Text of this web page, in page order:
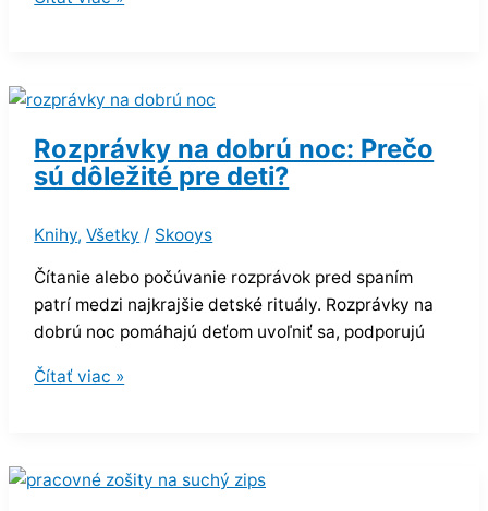
Rozprávky na dobrú noc: Prečo
sú dôležité pre deti?
Knihy,Všetky / Skooys
Čítanie alebo počúvanie rozprávok pred spaním
patrí medzi najkrajšie detské rituály. Rozprávky na
dobrú noc pomáhajú deťom uvoľniť sa, podporujú
Čítať viac »